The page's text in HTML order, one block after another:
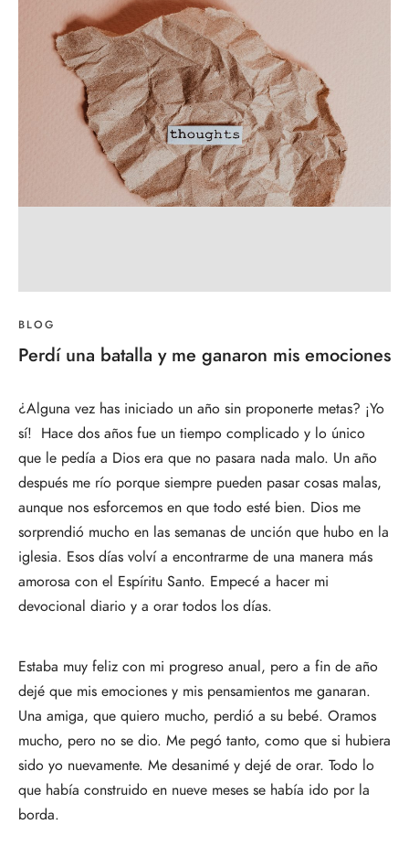
BLOG
Perdí una batalla y me ganaron mis emociones
¿Alguna vez has iniciado un año sin proponerte metas? ¡Yo
sí! Hace dos años fue un tiempo complicado y lo único
que le pedía a Dios era que no pasara nada malo. Un año
después me río porque siempre pueden pasar cosas malas,
aunque nos esforcemos en que todo esté bien. Dios me
sorprendió mucho en las semanas de unción que hubo en la
iglesia. Esos días volví a encontrarme de una manera más
amorosa con el Espíritu Santo. Empecé a hacer mi
devocional diario y a orar todos los días.
Estaba muy feliz con mi progreso anual, pero a fin de año
dejé que mis emociones y mis pensamientos me ganaran.
Una amiga, que quiero mucho, perdió a su bebé. Oramos
mucho, pero no se dio. Me pegó tanto, como que si hubiera
sido yo nuevamente. Me desanimé y dejé de orar. Todo lo
que había construido en nueve meses se había ido por la
borda.